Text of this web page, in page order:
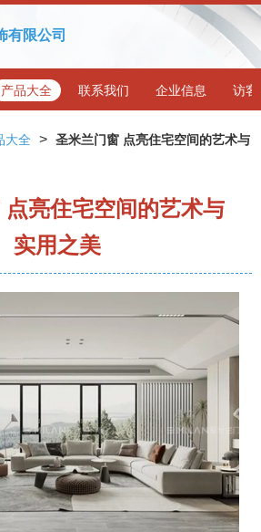
有限公司
产品大全 联系我们 企业信息 访客
大全 > 圣米兰门窗 点亮住宅空间的艺术与
亮住宅空间的艺术与
实用之美